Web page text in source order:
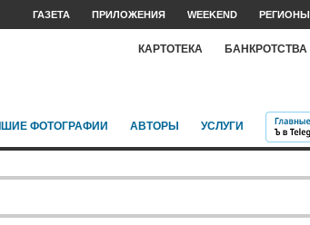
ГАЗЕТА ПРИЛОЖЕНИЯ WEEKEND РЕГИОНЫ
КАРТОТЕКА БАНКРОТСТВА
ФОТОГРАФИИ АВТОРЫ УСЛУГИ